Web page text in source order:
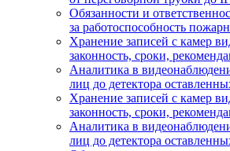
Обязанности и
за работоспособность
Хранение записей с камер
законность, сроки,
Аналитика в
лиц до детектора
Хранение записей с камер
законность, сроки,
Аналитика в
лиц до детектора